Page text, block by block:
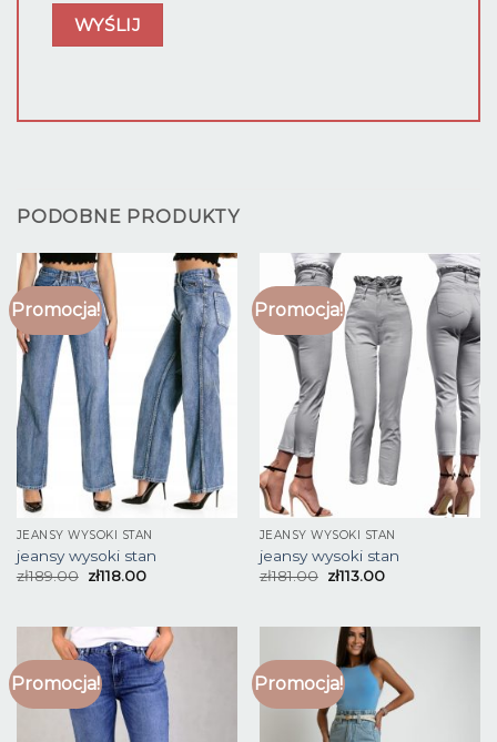
PODOBNE PRODUKTY
Promocja!
JEANSY WYSOKI STAN
jeansy wysoki stan
zł189.00 zł118.00
Promocja!
JEANSY WYSOKI STAN
jeansy wysoki stan
zł181.00 zł113.00
Promocja! Promocja!